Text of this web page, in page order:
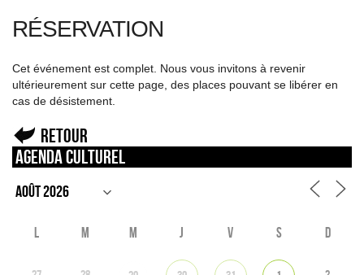
RÉSERVATION
Cet événement est complet. Nous vous invitons à revenir
ultérieurement sur cette page, des places pouvant se libérer en
cas de désistement.
Retour
Agenda culturel
L M M J V S D